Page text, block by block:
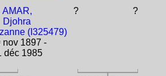
AMAR,
Djohra
(I325479)
1897 -
déc 1985
? ?